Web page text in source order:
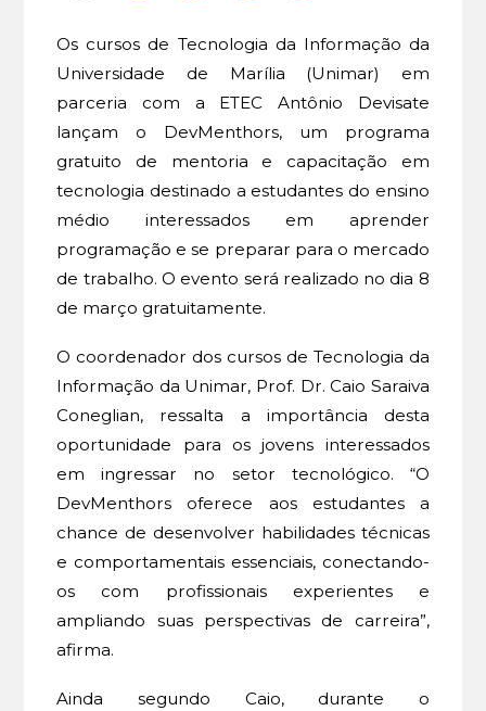
Os cursos de Tecnologia da Informação da
Universidade de Marília (Unimar) em
parceria com a ETEC Antônio Devisate
lançam o DevMenthors, um programa
gratuito de mentoria e capacitação em
tecnologia destinado a estudantes do ensino
médio interessados em aprender
programação e se preparar para o mercado
de trabalho. O evento será realizado no dia 8
de março gratuitamente.
O coordenador dos cursos de Tecnologia da
Informação da Unimar, Prof. Dr. Caio Saraiva
Coneglian, ressalta a importância desta
oportunidade para os jovens interessados
em ingressar no setor tecnológico. “O
DevMenthors oferece aos estudantes a
chance de desenvolver habilidades técnicas
e comportamentais essenciais, conectando-
os com profissionais experientes e
ampliando suas perspectivas de carreira”,
afirma.
Ainda segundo Caio, durante o